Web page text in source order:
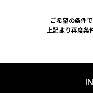
ご希望の条件
上記より再度条